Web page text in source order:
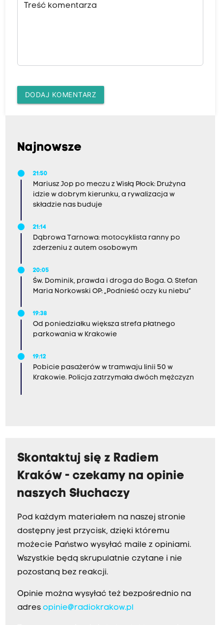
Treść komentarza
DODAJ KOMENTARZ
Najnowsze
21:50
Mariusz Jop po meczu z Wisłą Płock: Drużyna
idzie w dobrym kierunku, a rywalizacja w
składzie nas buduje
21:14
Dąbrowa Tarnowa: motocyklista ranny po
zderzeniu z autem osobowym
20:05
Św. Dominik, prawda i droga do Boga. O. Stefan
Maria Norkowski OP: „Podnieść oczy ku niebu”
19:38
Od poniedziałku większa strefa płatnego
parkowania w Krakowie
19:12
Pobicie pasażerów w tramwaju linii 50 w
Krakowie. Policja zatrzymała dwóch mężczyzn
Skontaktuj się z Radiem
Kraków - czekamy na opinie
naszych Słuchaczy
Pod każdym materiałem na naszej stronie
dostępny jest przycisk, dzięki któremu
możecie Państwo wysyłać maile z opiniami.
Wszystkie będą skrupulatnie czytane i nie
pozostaną bez reakcji.
Opinie można wysyłać też bezpośrednio na
adres opinie@radiokrakow.pl